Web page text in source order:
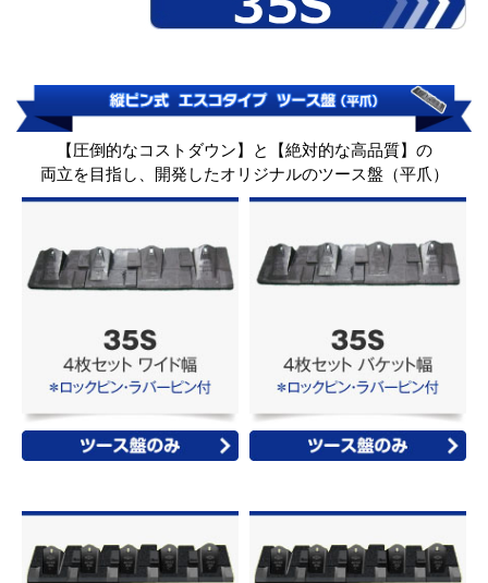
【圧倒的なコストダウン】と【絶対的な高品質】の
両立を目指し、開発したオリジナルのツース盤（平爪）